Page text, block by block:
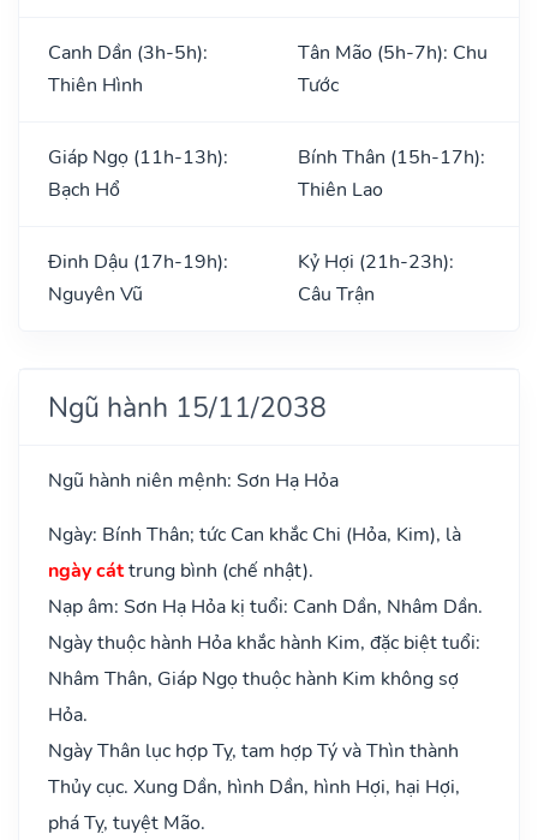
Canh Dần (3h-5h):
Thiên Hình
Tân Mão (5h-7h): Chu
Tước
Giáp Ngọ (11h-13h):
Bạch Hổ
Bính Thân (15h-17h):
Thiên Lao
Đinh Dậu (17h-19h):
Nguyên Vũ
Kỷ Hợi (21h-23h):
Câu Trận
Ngũ hành 15/11/2038
Ngũ hành niên mệnh: Sơn Hạ Hỏa
Ngày: Bính Thân; tức Can khắc Chi (Hỏa, Kim), là
ngày cáttrung bình (chế nhật).
Nạp âm: Sơn Hạ Hỏa kị tuổi: Canh Dần, Nhâm Dần.
Ngày thuộc hành Hỏa khắc hành Kim, đặc biệt tuổi:
Nhâm Thân, Giáp Ngọ thuộc hành Kim không sợ
Hỏa.
Ngày Thân lục hợp Tỵ, tam hợp Tý và Thìn thành
Thủy cục. Xung Dần, hình Dần, hình Hợi, hại Hợi,
phá Tỵ, tuyệt Mão.